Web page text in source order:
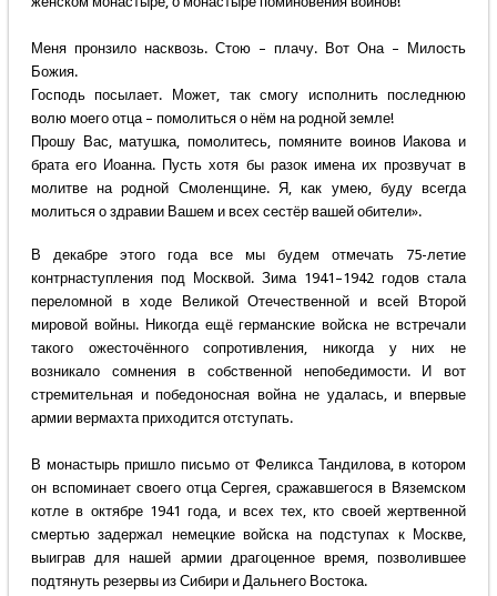
Меня пронзило насквозь. Стою – плачу. Вот Она – Милость
Божия.
Господь посылает. Может, так смогу исполнить последнюю
волю моего отца – помолиться о нём на родной земле!
Прошу Вас, матушка, помолитесь, помяните воинов Иакова и
брата его Иоанна. Пусть хотя бы разок имена их прозвучат в
молитве на родной Смоленщине. Я, как умею, буду всегда
молиться о здравии Вашем и всех сестёр вашей обители».
В декабре этого года все мы будем отмечать 75-летие
контрнаступления под Москвой. Зима 1941–1942 годов стала
переломной в ходе Великой Отечественной и всей Второй
мировой войны. Никогда ещё германские войска не встречали
такого ожесточённого сопротивления, никогда у них не
возникало сомнения в собственной непобедимости. И вот
стремительная и победоносная война не удалась, и впервые
армии вермахта приходится отступать.
В монастырь пришло письмо от Феликса Тандилова, в котором
он вспоминает своего отца Сергея, сражавшегося в Вяземском
котле в октябре 1941 года, и всех тех, кто своей жертвенной
смертью задержал немецкие войска на подступах к Москве,
выиграв для нашей армии драгоценное время, позволившее
подтянуть резервы из Сибири и Дальнего Востока.